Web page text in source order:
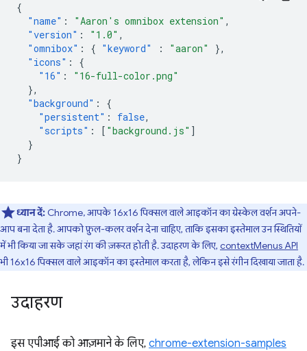
{
"name" : "Aaron's omnibox extension" ,
"version" : "1.0" ,
"omnibox" : { "keyword" : "aaron"
},
"icons" :
{
"16" :
"16-full-color.png"
},
"background" :
{
"persistent" : false,
"scripts" : [ "background.js" ]
}
}
ध्यान दें: Chrome, आपके 16x16 पिक्सल वाले आइकॉन का ग्रेस्केल वर्शन अपने-
आप बना देता है. आपको फ़ुल-कलर वर्शन देना चाहिए, ताकि इसका इस्तेमाल उन स्थितियों
में भी किया जा सके जहां रंग की ज़रूरत होती है. उदाहरण के लिए, contextMenus API
भी 16x16 पिक्सल वाले आइकॉन का इस्तेमाल करता है, लेकिन इसे रंगीन दिखाया जाता है.
उदाहरण
इस एपीआई को आज़माने के लिए, chrome-extension-samples